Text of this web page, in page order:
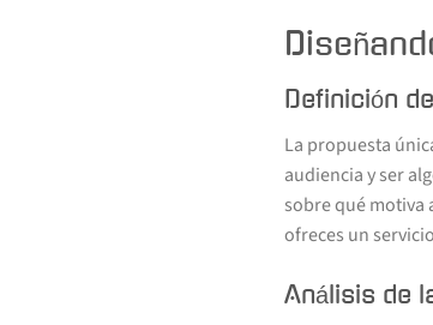
Definición
La propuesta
audiencia y ser
sobre qué motiva
ofreces un
Análisis de